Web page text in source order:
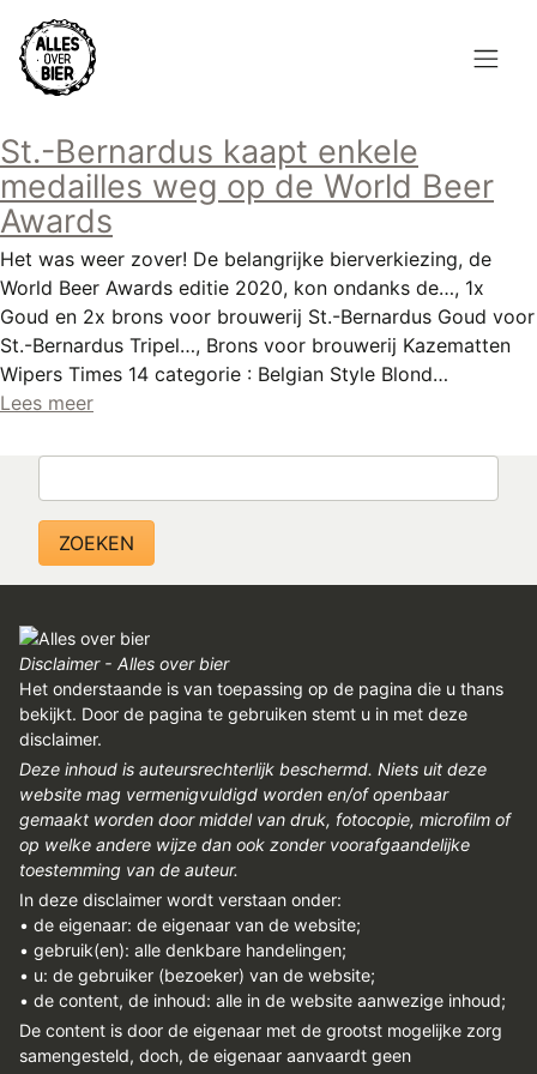
Overslaan
en
naar
gaan
Topmenu
INLOGGEN
PERS/PUBLICATIES
LINKS
Hoofdnavigatie
HOME
BROUWEN
BLOG
AANBOD
AGENDA
St.-Bernardus kaapt enkele
medailles weg op de World Beer
Awards
Het was weer zover! De belangrijke bierverkiezing, de
World Beer Awards editie 2020, kon ondanks de…, 1x
Goud en 2x brons voor brouwerij St.-Bernardus Goud voor
St.-Bernardus Tripel…, Brons voor brouwerij Kazematten
Wipers Times 14 categorie : Belgian Style Blond…
Lees meer
Disclaimer - Alles over bier
Het onderstaande is van toepassing op de pagina die u thans
bekijkt. Door de pagina te gebruiken stemt u in met deze
disclaimer.
Deze inhoud is auteursrechterlijk beschermd. Niets uit deze
website mag vermenigvuldigd worden en/of openbaar
gemaakt worden door middel van druk, fotocopie, microfilm of
op welke andere wijze dan ook zonder voorafgaandelijke
toestemming van de auteur.
In deze disclaimer wordt verstaan onder:
• de eigenaar: de eigenaar van de website;
• gebruik(en): alle denkbare handelingen;
• u: de gebruiker (bezoeker) van de website;
• de content, de inhoud: alle in de website aanwezige inhoud;
De content is door de eigenaar met de grootst mogelijke zorg
samengesteld, doch, de eigenaar aanvaardt geen